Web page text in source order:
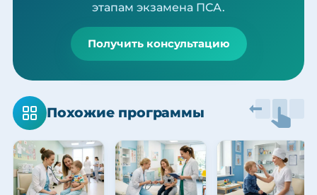
этапам экзамена ПСА.
Получить консультацию
Похожие программы